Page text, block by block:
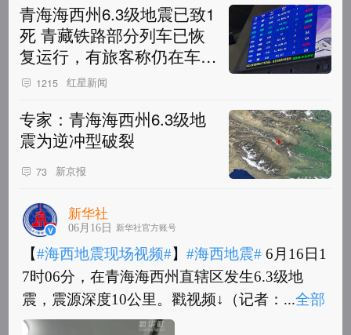
青海海西州6.3级地震已致1
死 青藏铁路部分列车已恢
复运行，有旅客称仍在车站
候车
1215 红星新闻
专家：青海海西州6.3级地
震为逆冲型破裂
73 新京报
新华社
06月16日 新华社官方账号
【#海西地震现场视频#】#海西地震# 6月16日1
7时06分，在青海海西州直辖区发生6.3级地
震，震源深度10公里。戳视频↓（记者：...全部
【#海西地震现场视频#】